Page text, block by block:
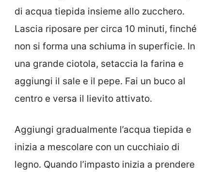
di acqua tiepida insieme allo zucchero.
Lascia riposare per circa 10 minuti, finché
non si forma una schiuma in superficie. In
una grande ciotola, setaccia la farina e
aggiungi il sale e il pepe. Fai un buco al
centro e versa il lievito attivato.
Aggiungi gradualmente l’acqua tiepida e
inizia a mescolare con un cucchiaio di
legno. Quando l’impasto inizia a prendere